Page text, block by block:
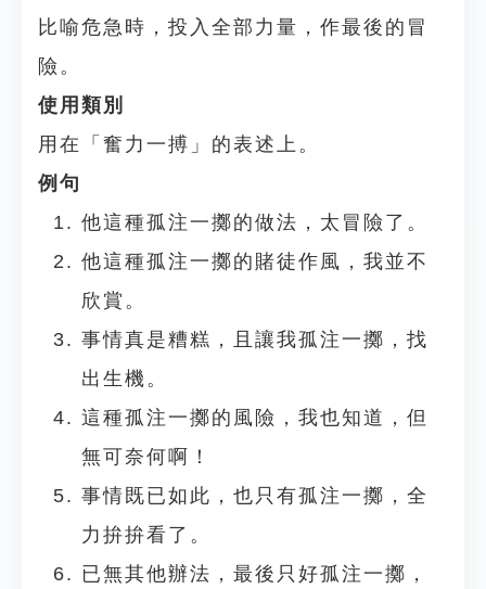
比喻危急時，投入全部力量，作最後的冒
險。
使用類別
用在「奮力一搏」的表述上。
例句
他這種孤注一擲的做法，太冒險了。
他這種孤注一擲的賭徒作風，我並不
欣賞。
事情真是糟糕，且讓我孤注一擲，找
出生機。
這種孤注一擲的風險，我也知道，但
無可奈何啊！
事情既已如此，也只有孤注一擲，全
力拚拚看了。
已無其他辦法，最後只好孤注一擲，